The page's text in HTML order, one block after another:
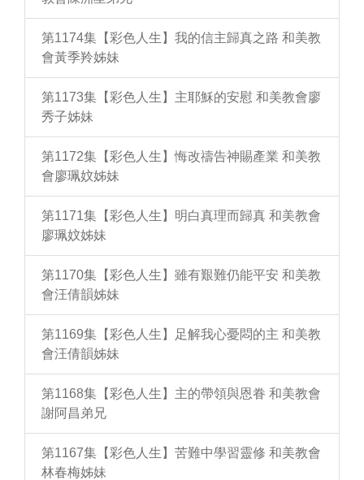
第1174集【彩色人生】我的信主歸真之路 和美教
會黃季羚姊妹
第1173集【彩色人生】主耶穌的安慰 和美教會廖
秀子姊妹
第1172集【彩色人生】悔改禱告神賜產業 和美教
會廖珮妏姊妹
第1171集【彩色人生】明白真理而歸真 和美教會
廖珮妏姊妹
第1170集【彩色人生】雖有艱難仍能平安 和美教
會汪倩韻姊妹
第1169集【彩色人生】足解我心憂悶的主 和美教
會汪倩韻姊妹
第1168集【彩色人生】主的帶領與恩眷 和美教會
謝阿昌弟兄
第1167集【彩色人生】苦難中學習靈修 和美教會
林春梅姊妹